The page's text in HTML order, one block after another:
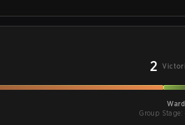
2
Group Stage: